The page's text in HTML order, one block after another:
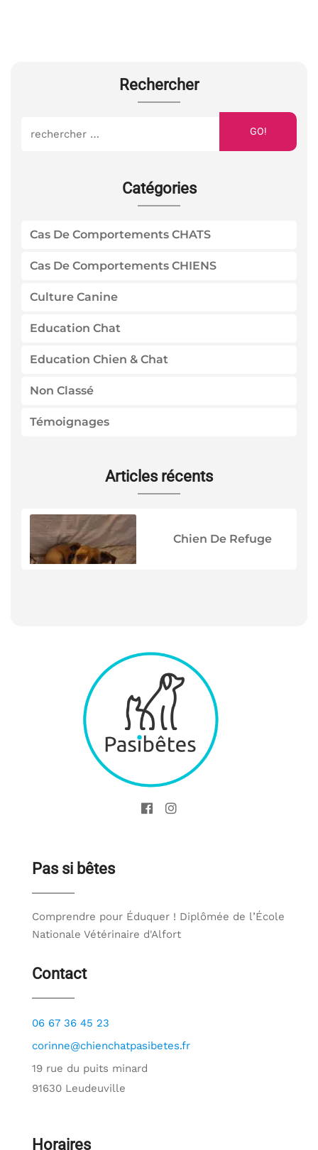
Rechercher
GO!
Catégories
Cas De Comportements CHATS
Cas De Comportements CHIENS
Culture Canine
Education Chat
Education Chien & Chat
Non Classé
Témoignages
Articles récents
Chien De Refuge
Pas si bêtes
Comprendre pour Éduquer ! Diplômée de l’École
Nationale Vétérinaire d'Alfort
Contact
06 67 36 45 23
corinne@chienchatpasibetes.fr
19 rue du puits minard
91630 Leudeuville
Horaires